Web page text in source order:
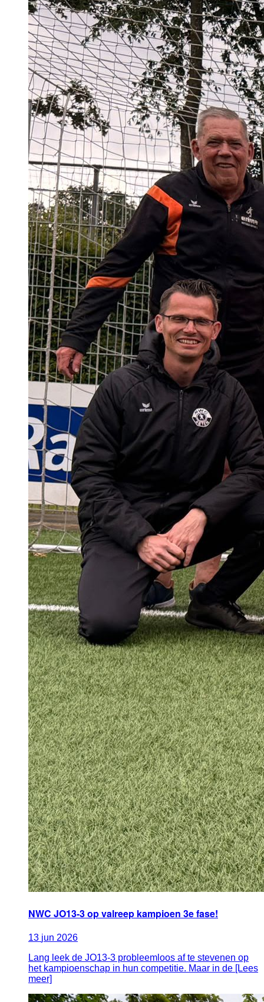
NWC JO13-3 op valreep kampioen 3e fase!
13 jun 2026
Lang leek de JO13-3 probleemloos af te stevenen op
het kampioenschap in hun competitie. Maar in de [Lees
meer]